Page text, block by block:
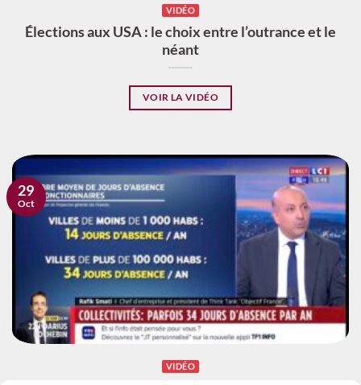
VIDÉO
Élections aux USA : le choix entre l’outrance et le
néant
VOIR LA VIDÉO
VIDÉO
29
Oct